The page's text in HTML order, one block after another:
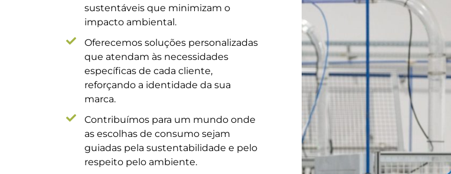
sustentáveis que minimizam o
impacto ambiental.
Oferecemos soluções personalizadas
que atendam às necessidades
específicas de cada cliente,
reforçando a identidade da sua
marca.
Contribuímos para um mundo onde
as escolhas de consumo sejam
guiadas pela sustentabilidade e pelo
respeito pelo ambiente.